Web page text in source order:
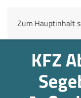
Zum Hauptinhalt
KFZ